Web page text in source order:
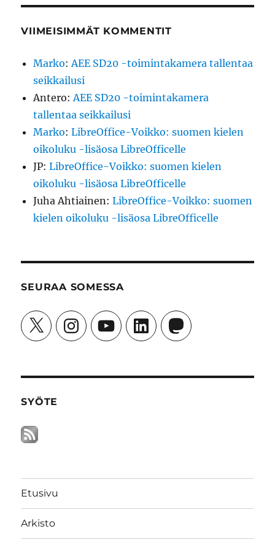
VIIMEISIMMÄT KOMMENTIT
Marko:AEE SD20 -toimintakamera tallentaa
seikkailusi
Antero:AEE SD20 -toimintakamera
tallentaa seikkailusi
Marko:LibreOffice-Voikko: suomen kielen
oikoluku -lisäosa LibreOfficelle
JP:LibreOffice-Voikko: suomen kielen
oikoluku -lisäosa LibreOfficelle
Juha Ahtiainen:LibreOffice-Voikko: suomen
kielen oikoluku -lisäosa LibreOfficelle
SEURAA SOMESSA
X InstagramYouTubeLinkedInMastodon
SYÖTE
Etusivu
Arkisto